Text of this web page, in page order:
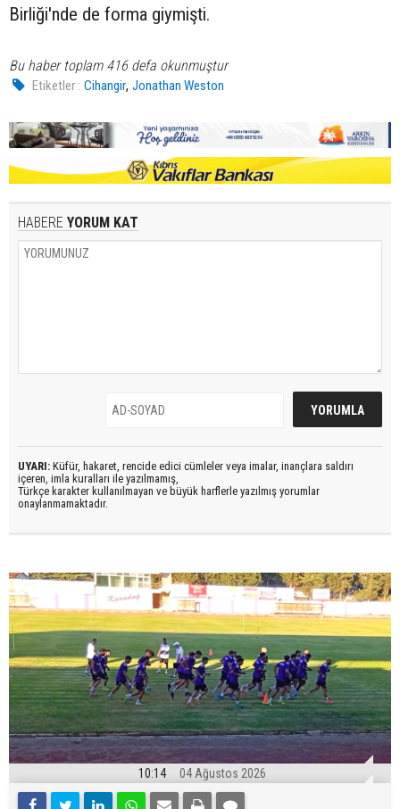
Birliği'nde de forma giymişti.
Bu haber toplam 416 defa okunmuştur
Etiketler : Cihangir,Jonathan Weston
HABERE YORUM KAT
UYARI: Küfür, hakaret, rencide edici cümleler veya imalar, inançlara saldırı
içeren, imla kuralları ile yazılmamış,
Türkçe karakter kullanılmayan ve büyük harflerle yazılmış yorumlar
onaylanmamaktadır.
10:14 04 Ağustos 2026